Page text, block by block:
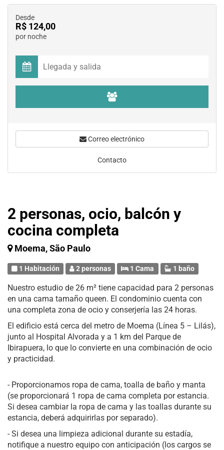
2 personas, ocio, balcón y
cocina completa
Moema, São Paulo
1 Habitación 2 personas 1 Cama 1 baño
Nuestro estudio de 26 m² tiene capacidad para 2 personas
en una cama tamaño queen. El condominio cuenta con
una completa zona de ocio y conserjería las 24 horas.
El edificio está cerca del metro de Moema (Línea 5 – Lilás),
junto al Hospital Alvorada y a 1 km del Parque de
Ibirapuera, lo que lo convierte en una combinación de ocio
y practicidad.
- Proporcionamos ropa de cama, toalla de baño y manta
(se proporcionará 1 ropa de cama completa por estancia.
Si desea cambiar la ropa de cama y las toallas durante su
estancia, deberá adquirirlas por separado).
- Si desea una limpieza adicional durante su estadía,
notifique a nuestro equipo con anticipación (los cargos se
Desde
R$ 124,00
por noche
Correo electrónico
Contacto